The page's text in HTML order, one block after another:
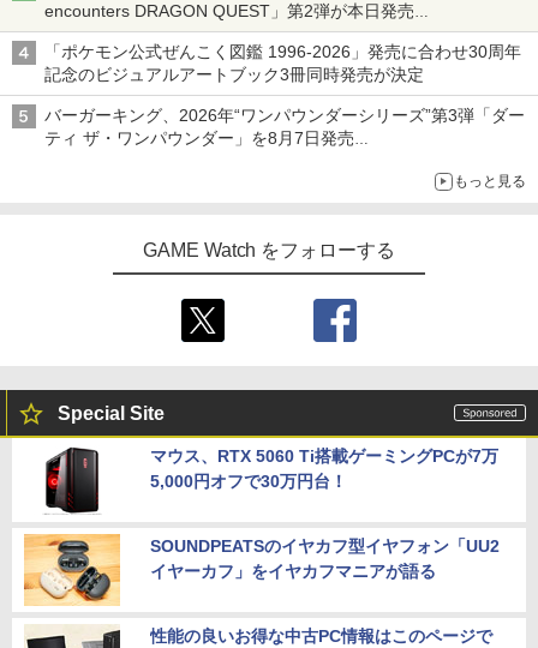
encounters DRAGON QUEST」第2弾が本日発売
アイスカップに入ったスライムやわたぼう、ベビーサタンなどが
オリジナルアートで登場
「ポケモン公式ぜんこく図鑑 1996-2026」発売に合わせ30周年
記念のビジュアルアートブック3冊同時発売が決定
バーガーキング、2026年“ワンパウンダーシリーズ”第3弾「ダー
ティ ザ・ワンパウンダー」を8月7日発売
もっと見る
GAME Watch をフォローする
Special Site
マウス、RTX 5060 Ti搭載ゲーミングPCが7万
5,000円オフで30万円台！
SOUNDPEATSのイヤカフ型イヤフォン「UU2
イヤーカフ」をイヤカフマニアが語る
性能の良いお得な中古PC情報はこのページで